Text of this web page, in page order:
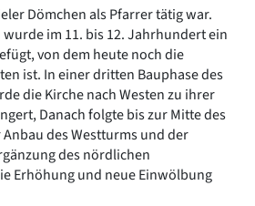
Dömchen als Pfarrer tätig war.
im 11. bis 12. Jahrhundert ein
von dem heute noch die
ist. In einer dritten Bauphase des
die Kirche nach Westen zu ihrer
Danach folgte bis zur Mitte des
des Westturms und der
des nördlichen
Erhöhung und neue Einwölbung